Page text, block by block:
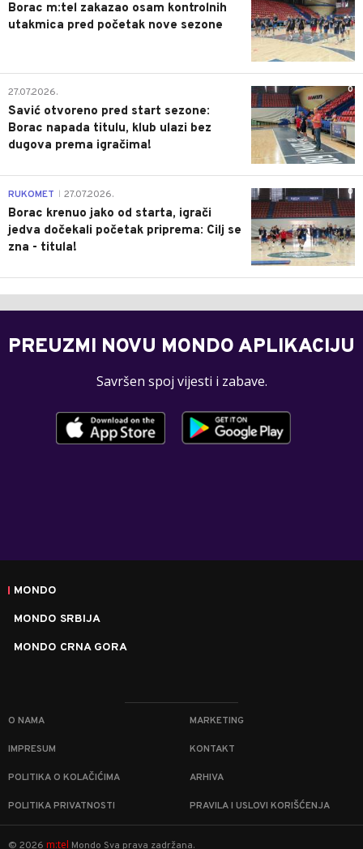
Borac m:tel zakazao osam kontrolnih
utakmica pred početak nove sezone
0
27.07.2026.
Savić otvoreno pred start sezone:
Borac napada titulu, klub ulazi bez
dugova prema igračima!
0
RUKOMET 27.07.2026.
Borac krenuo jako od starta, igrači
jedva dočekali početak priprema: Cilj se
zna - titula!
PREUZMI NOVU MONDO APLIKACIJU
Savršen spoj vijesti i zabave.
MONDO
MONDO SRBIJA
MONDO CRNA GORA
O NAMA MARKETING
IMPRESUM KONTAKT
POLITIKA O KOLAČIĆIMA ARHIVA
POLITIKA PRIVATNOSTI PRAVILA I USLOVI KORIŠĆENJA
© 2026 m:tel Mondo Sva prava zadržana.